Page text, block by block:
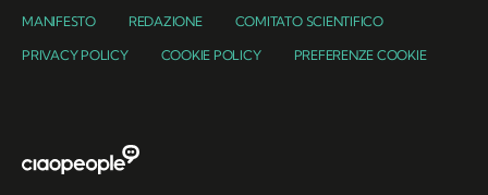
MANIFESTO REDAZIONE COMITATO SCIENTIFICO
PRIVACY POLICY COOKIE POLICY PREFERENZE COOKIE